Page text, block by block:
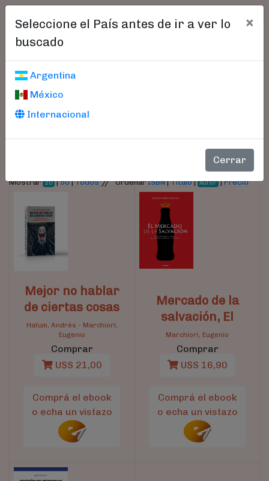
Seleccione el País antes de ir a ver lo
buscado
×
Argentina
México
Internacional
Cerrar
Libros encontrados
Parámetros
Mostrar 20 |50|Todos//OrdenarISBN|Título| Autor |Precio
Mejor no hablar
de ciertas cosas
Hatum, Andrés - Marchiori,
Eugenio
Comprar
U$S 21,00
Comprá el ebook
o echa un vistazo
Mercado de la
salvación, El
Marchiori, Eugenio
Comprar
U$S 16,90
Comprá el ebook
o echa un vistazo